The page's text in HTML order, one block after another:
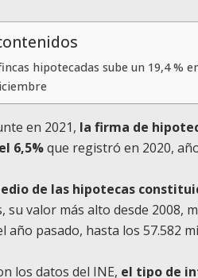
hipotecadas sube un 19,4 %
en 2021, la firma de
6,5%que registró en 2020,
de las hipotecas
su valor más alto desde 2008,
año pasado, hasta los 57.582
los datos del INE, el tipo de